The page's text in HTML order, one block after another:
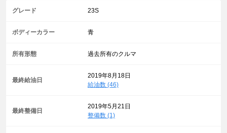
グレード 23S
ボディーカラー 青
所有形態 過去所有のクルマ
最終給油日
2019年8月18日
給油数 (46)
最終整備日
2019年5月21日
整備数 (1)